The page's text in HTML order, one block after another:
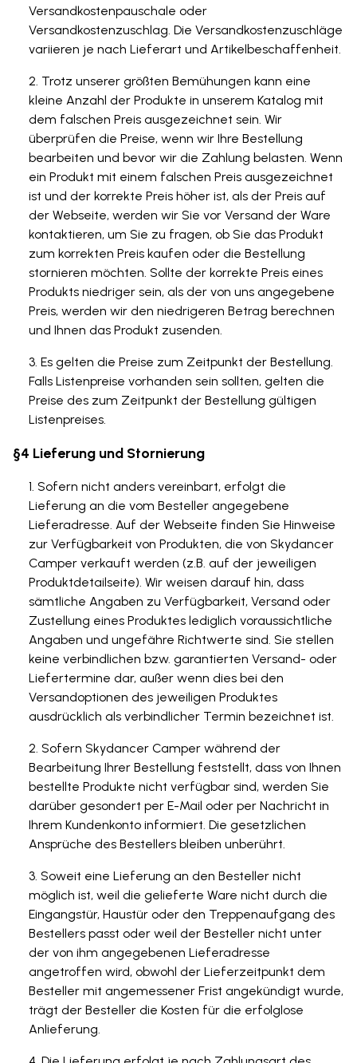
Versandkostenpauschale oder
Versandkostenzuschlag. Die Versandkostenzuschläge
variieren je nach Lieferart und Artikelbeschaffenheit.
Trotz unserer größten Bemühungen kann eine
kleine Anzahl der Produkte in unserem Katalog mit
dem falschen Preis ausgezeichnet sein. Wir
überprüfen die Preise, wenn wir Ihre Bestellung
bearbeiten und bevor wir die Zahlung belasten. Wenn
ein Produkt mit einem falschen Preis ausgezeichnet
ist und der korrekte Preis höher ist, als der Preis auf
der Webseite, werden wir Sie vor Versand der Ware
kontaktieren, um Sie zu fragen, ob Sie das Produkt
zum korrekten Preis kaufen oder die Bestellung
stornieren möchten. Sollte der korrekte Preis eines
Produkts niedriger sein, als der von uns angegebene
Preis, werden wir den niedrigeren Betrag berechnen
und Ihnen das Produkt zusenden.
Es gelten die Preise zum Zeitpunkt der Bestellung.
Falls Listenpreise vorhanden sein sollten, gelten die
Preise des zum Zeitpunkt der Bestellung gültigen
Listenpreises.
§4 Lieferung und Stornierung
Sofern nicht anders vereinbart, erfolgt die
Lieferung an die vom Besteller angegebene
Lieferadresse. Auf der Webseite finden Sie Hinweise
zur Verfügbarkeit von Produkten, die von Skydancer
Camper verkauft werden (z.B. auf der jeweiligen
Produktdetailseite). Wir weisen darauf hin, dass
sämtliche Angaben zu Verfügbarkeit, Versand oder
Zustellung eines Produktes lediglich voraussichtliche
Angaben und ungefähre Richtwerte sind. Sie stellen
keine verbindlichen bzw. garantierten Versand- oder
Liefertermine dar, außer wenn dies bei den
Versandoptionen des jeweiligen Produktes
ausdrücklich als verbindlicher Termin bezeichnet ist.
Sofern Skydancer Camper während der
Bearbeitung Ihrer Bestellung feststellt, dass von Ihnen
bestellte Produkte nicht verfügbar sind, werden Sie
darüber gesondert per E-Mail oder per Nachricht in
Ihrem Kundenkonto informiert. Die gesetzlichen
Ansprüche des Bestellers bleiben unberührt.
Soweit eine Lieferung an den Besteller nicht
möglich ist, weil die gelieferte Ware nicht durch die
Eingangstür, Haustür oder den Treppenaufgang des
Bestellers passt oder weil der Besteller nicht unter
der von ihm angegebenen Lieferadresse
angetroffen wird, obwohl der Lieferzeitpunkt dem
Besteller mit angemessener Frist angekündigt wurde,
trägt der Besteller die Kosten für die erfolglose
Anlieferung.